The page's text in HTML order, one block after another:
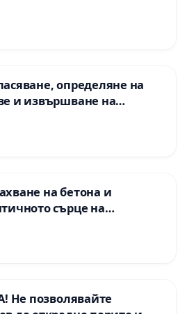
определяне на
и извършване на
на
между пътен възел АМ
- с. Мирово - к.к.
на бетона и
сърце на
във Враца
Не позволявайте